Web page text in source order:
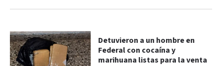
Detuvieron a un hombre en
Federal con cocaína y
marihuana listas para la venta